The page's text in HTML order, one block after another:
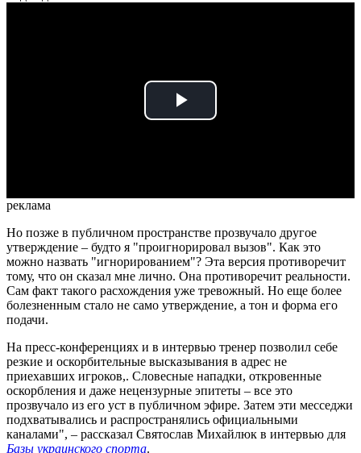
Play
реклама
Но позже в публичном пространстве прозвучало другое
утверждение – будто я "проигнорировал вызов". Как это
можно назвать "игнорированием"? Эта версия противоречит
тому, что он сказал мне лично. Она противоречит реальности.
Сам факт такого расхождения уже тревожный. Но еще более
болезненным стало не само утверждение, а тон и форма его
подачи.
На пресс-конференциях и в интервью тренер позволил себе
резкие и оскорбительные высказывания в адрес не
приехавших игроков,. Словесные нападки, откровенные
оскорбления и даже нецензурные эпитеты – все это
прозвучало из его уст в публичном эфире. Затем эти месседжи
подхватывались и распространялись официальными
каналами", – рассказал Святослав Михайлюк в интервью для
Базы украинского спорта.